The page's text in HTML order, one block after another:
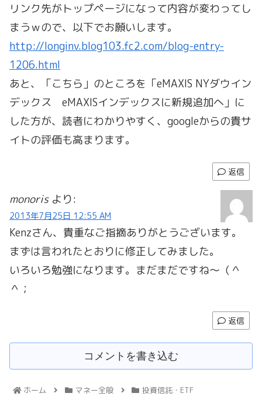
リンク先がトップページになって内容が変わってし
まうｗので、以下でお願いします。
http://longinv.blog103.fc2.com/blog-entry-
1206.html
あと、「こちら」のところを「eMAXIS NYダウイン
デックス eMAXISインデックスに新規追加へ」に
した方が、読者にわかりやすく、googleからの貴サ
イトの評価も高まります。
返信
monoris より:
2013年7月25日 12:55 AM
Kenzさん、貴重なご指摘ありがとうございます。
まずは言われたとおりに修正してみました。
いろいろ勉強になります。まだまだですね～（＾
＾；
返信
コメントを書き込む
ホーム マネー全般 投資信託・ETF